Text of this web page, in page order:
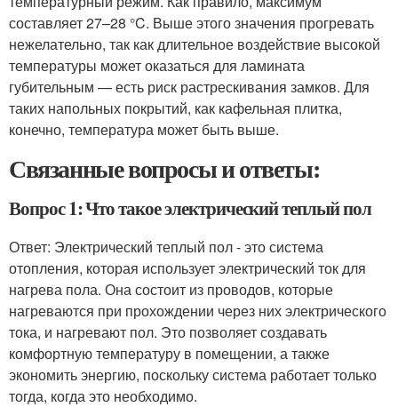
составляет 27–28 °C. Выше этого значения прогревать
нежелательно, так как длительное воздействие высокой
температуры может оказаться для ламината
губительным — есть риск растрескивания замков. Для
таких напольных покрытий, как кафельная плитка,
конечно, температура может быть выше.
Связанные вопросы и ответы:
Вопрос 1: Что такое электрический теплый пол
Ответ: Электрический теплый пол - это система
отопления, которая использует электрический ток для
нагрева пола. Она состоит из проводов, которые
нагреваются при прохождении через них электрического
тока, и нагревают пол. Это позволяет создавать
комфортную температуру в помещении, а также
экономить энергию, поскольку система работает только
тогда, когда это необходимо.